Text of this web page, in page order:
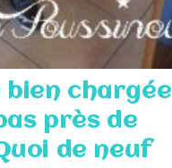
chargée
près de
de neuf